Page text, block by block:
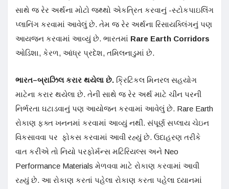
સાથે જ રેર અર્થના મોટો જથ્થો એકત્રિત કરવાનું -સ્ટોકપાઇલિંગ
પ્લાનિંગ કરવામાં આવેલું છે. તેમ જ રેર અર્થના રિસાયક્લિંગનું પણ
આયજન કરવામાં આવ્યું છે. ભારતમાં Rare Earth Corridors
ઓડિશા, કેરળ, આંધ્ર પ્રદેશ, તમિલનાડુમાં છે.
ભારત–બ્રાઝિલ કરાર થયેલા છે. ક્રિટિકલ મિનરલ સહયોગ
માટેના કરાર થયેલા છે. તેની સાથે જ રેર અર્થ માટે ચીન પરની
નિર્ભરતા ઘટાડવાનું પણ આયોજન કરવામાં આવેલું છે. Rare Earth
રોકાણ ફક્ત ખનનમાં કરવામાં આવ્યું નથી. સંપૂર્ણ સપ્લાય ચેઇન
વિકસાવવા પર ફોકસ કરવામાં આવી રહ્યું છે. ઉદાહરણ તરીકે
વાત કરીએ તો નિયો પરફોર્મન્સ મટિરિયલ્સ અને Neo
Performance Materials મેળવવા માટે રોકાણ કરવામાં આવી
રહ્યું છે. આ રોકાણ કરતાં પહેલા રોકાણ કરતા પહેલા ધ્યાનમાં